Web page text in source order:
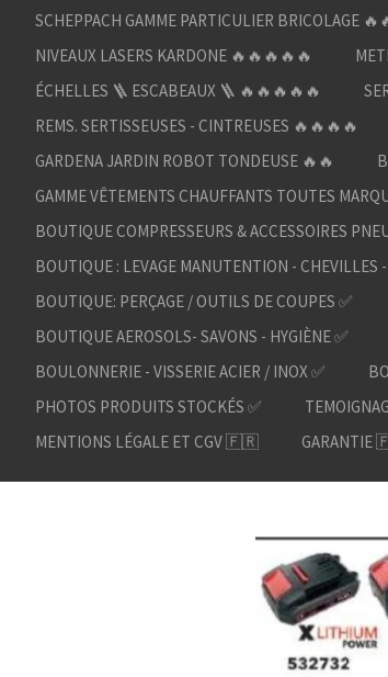
SCHEPPACH GAMME PARTICULIER BRICOLAGE
NIVEAUX LASERS KARDONE 🔥🔥🔥🔥🔥
ÉCHELLES 🪜 ESCABEAUX 🪜 🔥🔥🔥🔥🔥
REMS. SERTISSEUSES - CINTREUSES 🔥🔥🔥🔥
GARDENA JARDIN ROBOT TONDEUSE 🔥🔥
GAMME VÊTEMENTS CHAUFFANTS TOUTES
BOUTIQUE COMPRESSEURS & ACCESSOIRES
BOUTIQUE : LEVAGE MANUTENTION - CHEVILLES
BOUTIQUE: PERÇAGE / OUTILS DE COUPES ✅
BOUTIQUE AEROSOLS- SAVONS - HYGIÈNE ✅
BOULONNERIE - VISSERIE ACIER / INOX ✅
PHOTOS PRODUITS STOCKÉS ✅
MENTIONS LÉGALE ET CGV 🇫🇷